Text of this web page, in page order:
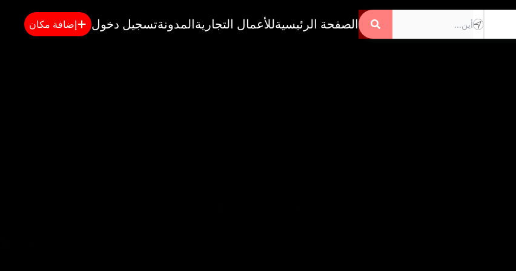
الصفحة الرئيسيةللأعمال التجاريةالمدونةتسجيل دخول إضافة مكان